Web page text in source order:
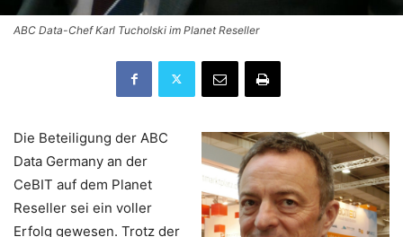
ABC Data-Chef Karl Tucholski im Planet Reseller
Die Beteiligung der ABC
Data Germany an der
CeBIT auf dem Planet
Reseller sei ein voller
Erfolg gewesen. Trotz der